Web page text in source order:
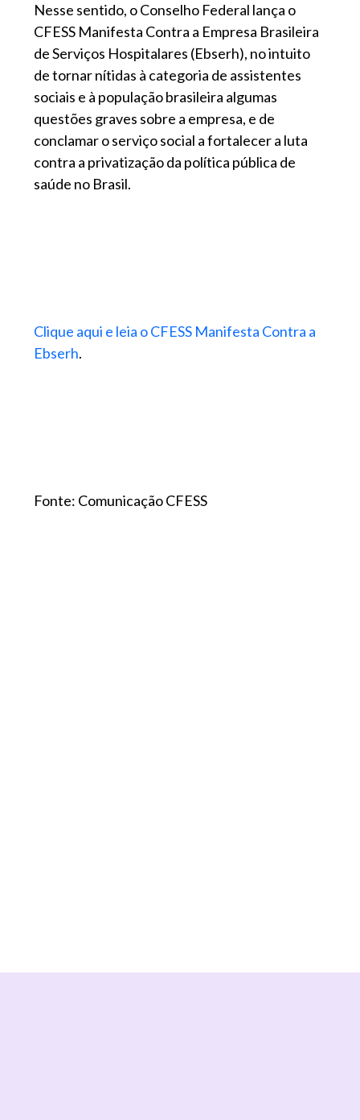
Nesse sentido, o Conselho Federal lança o
CFESS Manifesta Contra a Empresa Brasileira
de Serviços Hospitalares (Ebserh), no intuito
de tornar nítidas à categoria de assistentes
sociais e à população brasileira algumas
questões graves sobre a empresa, e de
conclamar o serviço social a fortalecer a luta
contra a privatização da política pública de
saúde no Brasil.
Clique aqui e leia o CFESS Manifesta Contra a
Ebserh.
Fonte: Comunicação CFESS